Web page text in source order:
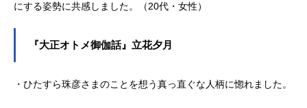
にする姿勢に共感しました。（20代・女性）
『大正オトメ御伽話』立花夕月
・ひたすら珠彦さまのことを想う真っ直ぐな人柄に惚れました。